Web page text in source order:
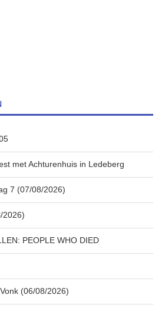
met Achturenhuis in Ledeberg
7 (07/08/2026)
2026)
PEOPLE WHO DIED
(06/08/2026)